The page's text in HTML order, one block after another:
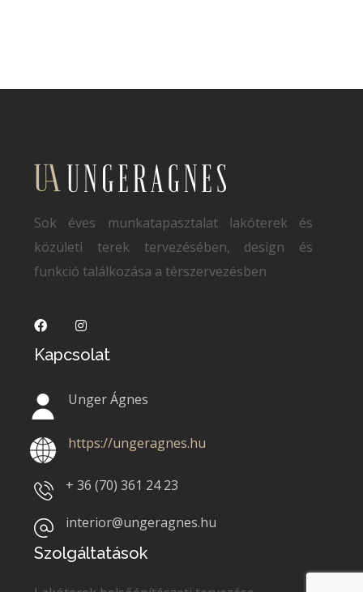
Sok éves munkatapasztalat lakóterek és
közületi terek tervezésében, design és
funkció találkozása a térszervezésben
Kapcsolat
Unger Ágnes
https://ungeragnes.hu
+ 36 (70)361 24 23
interior@ungeragnes.hu
Szolgáltatások